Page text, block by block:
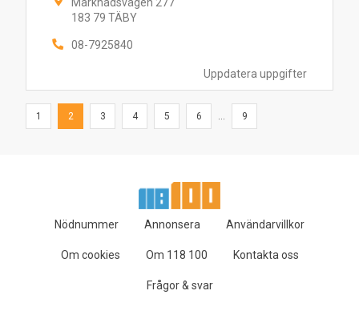
Uppdatera uppgifter
183 79 TÄBY
08-7925840
1 2 3 4 5 6 ... 9
Nödnummer Annonsera Användarvillkor
Om cookies Om 118 100 Kontakta oss
Frågor & svar